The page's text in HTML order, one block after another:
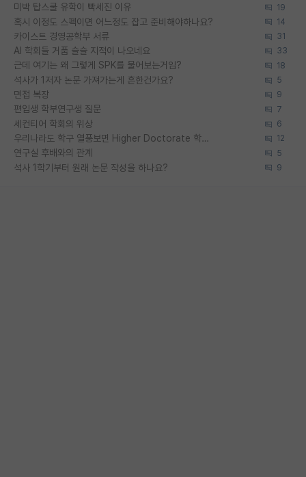
미박 탑스쿨 유학이 빡세진 이유 19
혹시 이정도 스펙이면 어느정도 잡고 준비해야하나요? 14
카이스트 경영공학부 서류 31
AI 학회들 거품 슬슬 지적이 나오네요 33
근데 여기는 왜 그렇게 SPK를 물어보는거임? 18
석사가 1저자 논문 가져가는게 흔한건가요? 5
면접 복장 9
편입생 학부연구생 질문 7
세컨티어 학회의 위상 6
우리나라도 학구 열풍보면 Higher Doctorate 학위가 필요하다고 봅니다. 12
연구실 후배와의 관계 5
석사 1학기부터 원래 논문 작성을 하나요? 9